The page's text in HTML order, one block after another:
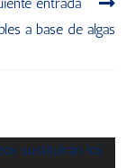
a base de algas